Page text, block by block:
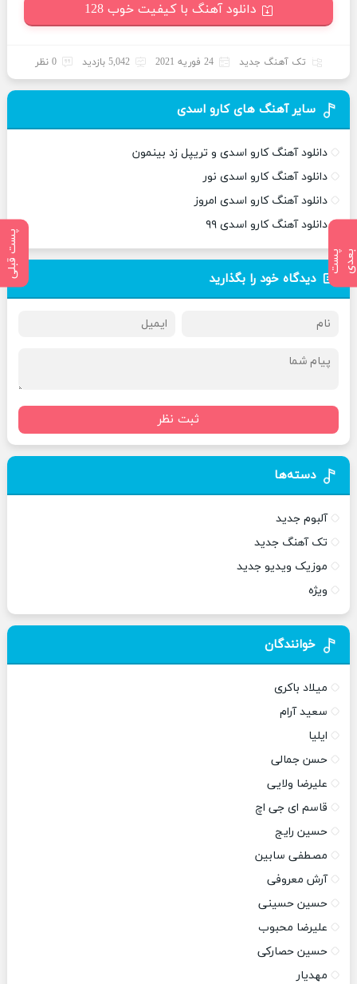
پ
س
ت
ب
ع
د ی پست قبلی
دانلود آهنگ با کیفیت خوب 128
تک آهنگ جدید 24 فوریه 2021 5,042 بازدید 0 نظر
سایر آهنگ های کارو اسدی
دانلود آهنگ کارو اسدی و تریپل زد بینمون
دانلود آهنگ کارو اسدی نور
دانلود آهنگ کارو اسدی امروز
دانلود آهنگ کارو اسدی ۹۹
دیدگاه خود را بگذارید
ثبت نظر
دسته‌ها
آلبوم جدید
تک آهنگ جدید
موزیک ویدیو جدید
ویژه
خوانندگان
میلاد باکری
سعید آرام
ایلیا
حسن جمالی
علیرضا ولایی
قاسم ای جی اچ
حسین رایج
مصطفی سابین
آرش معروفی
حسین حسینی
علیرضا محبوب
حسین حصارکی
مهدیار